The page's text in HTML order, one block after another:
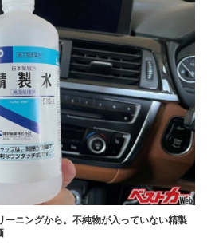
ーニングから。不純物が入っていない精製